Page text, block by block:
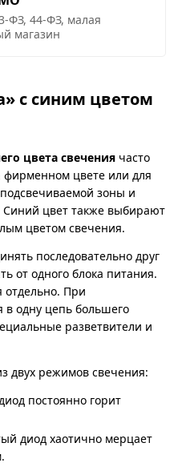
ФЗ, 44-ФЗ, малая
магазин
с синим цветом
цвета свечения часто
фирменном цвете или для
зоны и
цвет также выбирают
цветом свечения.
последовательно друг
от одного блока питания.
отдельно. При
в одну цепь большего
разветвители и
двух режимов свечения:
постоянно горит
диод хаотично мерцает